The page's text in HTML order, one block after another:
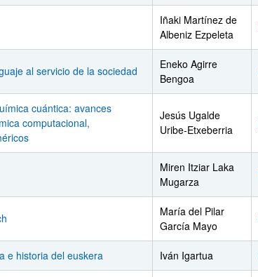
Iñaki Martínez de
Albeniz Ezpeleta
al servicio de la sociedad
Eneko Agirre
Bengoa
cuántica: avances
computacional,
Jesús Ugalde
Uribe-Etxeberria
Miren Itziar Laka
Mugarza
María del Pilar
García Mayo
e historia del euskera Iván Igartua